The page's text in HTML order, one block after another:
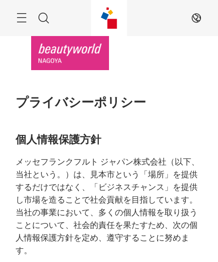
索
JA
プライバシーポリシー
個人情報保護方針
メッセフランクフルト ジャパン株式会社（以下、
当社という。）は、見本市という「場所」を提供
するだけではなく、「ビジネスチャンス」を提供
し市場を造ることで社会貢献を目指しています。
当社の事業において、多くの個人情報を取り扱う
ことについて、社会的責任を果たすため、次の個
人情報保護方針を定め、遵守することに努めま
す。